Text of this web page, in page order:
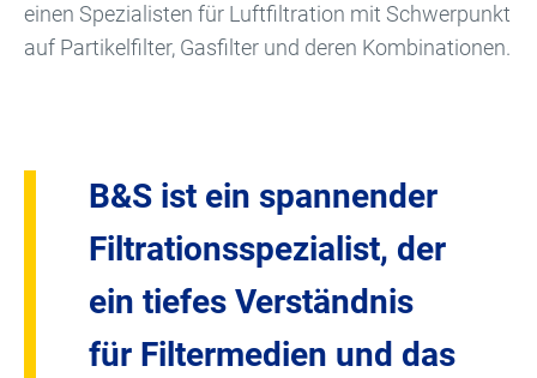
einen Spezialisten für Luftfiltration mit Schwerpunkt
auf Partikelfilter, Gasfilter und deren Kombinationen.
B&S ist ein spannender
Filtrationsspezialist, der
ein tiefes Verständnis
für Filtermedien und das